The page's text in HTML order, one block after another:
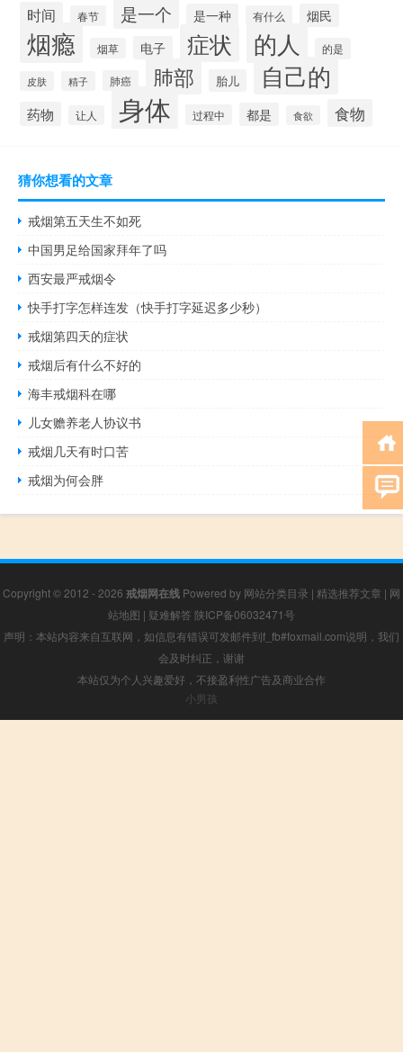
时间 春节 是一个 是一种 有什么 烟民
烟瘾 烟草 电子 症状 的人 的是
皮肤 精子 肺癌 肺部 胎儿 自己的
药物 让人 身体 过程中 都是 食欲 食物
猜你想看的文章
戒烟第五天生不如死
中国男足给国家拜年了吗
西安最严戒烟令
快手打字怎样连发（快手打字延迟多少秒）
戒烟第四天的症状
戒烟后有什么不好的
海丰戒烟科在哪
儿女赡养老人协议书
戒烟几天有时口苦
戒烟为何会胖
Copyright © 2012 - 2026 戒烟网在线 Powered by 网站分类目录 | 精选推荐文章 | 网
站地图 | 疑难解答 陕ICP备06032471号
声明：本站内容来自互联网，如信息有错误可发邮件到f_fb#foxmail.com说明，我们
会及时纠正，谢谢
本站仅为个人兴趣爱好，不接盈利性广告及商业合作
小男孩